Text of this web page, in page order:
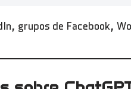
grupos de Facebook,